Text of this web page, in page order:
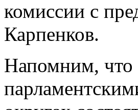
комиссии с
Карпенков.
Напомним, что